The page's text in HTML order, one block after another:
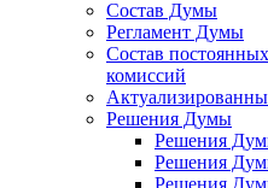
Состав Думы
Регламент Думы
Состав
комиссий
Решения Думы
Решения
Решения
Решения